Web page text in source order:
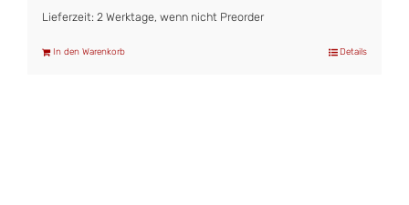
Lieferzeit: 2 Werktage, wenn nicht Preorder
In den Warenkorb Details